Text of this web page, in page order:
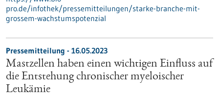
pro.de/infothek/pressemitteilungen/starke-branche-mit-
grossem-wachstumspotenzial
Pressemitteilung - 16.05.2023
Mastzellen haben einen wichtigen Einfluss auf
die Entstehung chronischer myeloischer
Leukämie